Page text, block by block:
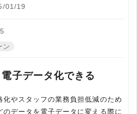
01/19
ン
子データ化できる
化やスタッフの業務負担低減のため
のデータを電子データに変える際に